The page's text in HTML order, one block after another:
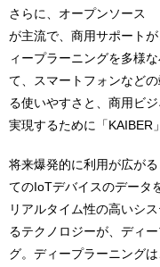
さらに、オープンソース
が主流で、商用サポート
ィープラーニングを多様
て、スマートフォンなど
る使いやすさと、商用ビ
実現するために「KAIBER
将来爆発的に利用が広が
てのIoTデバイスのデータ
リアルタイム性の高いシ
るテクノロジーが、ディ
グ。ディープラーニング